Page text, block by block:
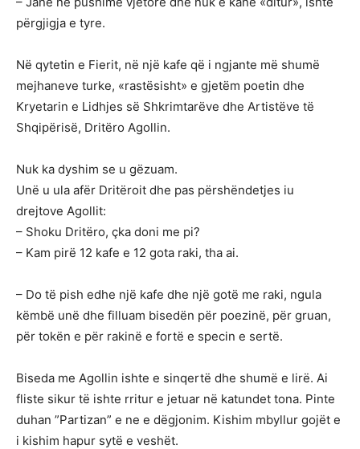
përgjigja e tyre.
Në qytetin e Fierit, në një kafe që i ngjante më shumë
mejhaneve turke, «rastësisht» e gjetëm poetin dhe
Kryetarin e Lidhjes së Shkrimtarëve dhe Artistëve të
Shqipërisë, Dritëro Agollin.
Nuk ka dyshim se u gëzuam.
Unë u ula afër Dritëroit dhe pas përshëndetjes iu
drejtove Agollit:
– Shoku Dritëro, çka doni me pi?
– Kam pirë 12 kafe e 12 gota raki, tha ai.
– Do të pish edhe një kafe dhe një gotë me raki, ngula
këmbë unë dhe filluam bisedën për poezinë, për gruan,
për tokën e për rakinë e fortë e specin e sertë.
Biseda me Agollin ishte e sinqertë dhe shumë e lirë. Ai
fliste sikur të ishte rritur e jetuar në katundet tona. Pinte
duhan ”Partizan” e ne e dëgjonim. Kishim mbyllur gojët e
i kishim hapur sytë e veshët.